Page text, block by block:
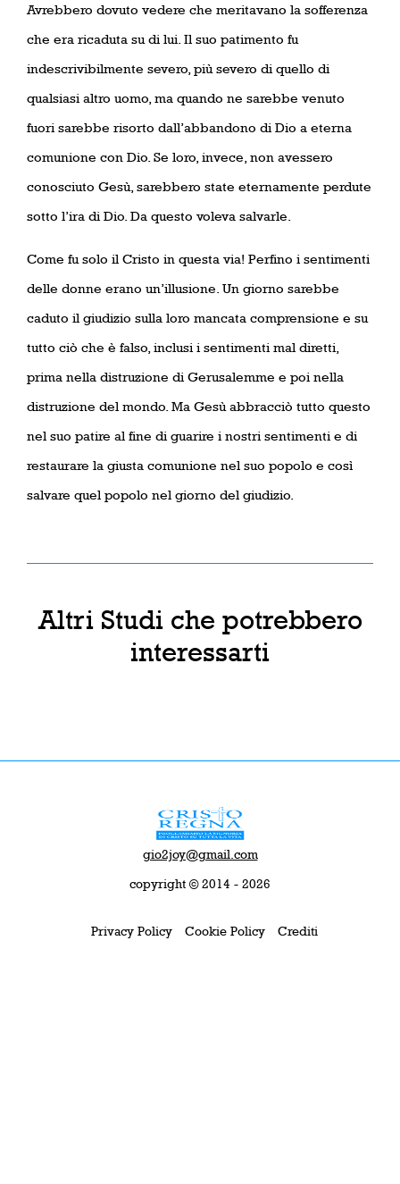
Avrebbero dovuto vedere che meritavano la sofferenza
che era ricaduta su di lui. Il suo patimento fu
indescrivibilmente severo, più severo di quello di
qualsiasi altro uomo, ma quando ne sarebbe venuto
fuori sarebbe risorto dall’abbandono di Dio a eterna
comunione con Dio. Se loro, invece, non avessero
conosciuto Gesù, sarebbero state eternamente perdute
sotto l’ira di Dio. Da questo voleva salvarle.
Come fu solo il Cristo in questa via! Perfino i sentimenti
delle donne erano un’illusione. Un giorno sarebbe
caduto il giudizio sulla loro mancata comprensione e su
tutto ciò che è falso, inclusi i sentimenti mal diretti,
prima nella distruzione di Gerusalemme e poi nella
distruzione del mondo. Ma Gesù abbracciò tutto questo
nel suo patire al fine di guarire i nostri sentimenti e di
restaurare la giusta comunione nel suo popolo e così
salvare quel popolo nel giorno del giudizio.
Altri Studi che potrebbero
interessarti
gio2joy@gmail.com
copyright © 2014 - 2026
Privacy Policy Cookie Policy Crediti